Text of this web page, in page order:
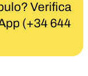
Verifica
(+34 644